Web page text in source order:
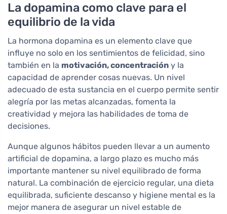
La dopamina como clave para el
equilibrio de la vida
La hormona dopamina es un elemento clave que
influye no solo en los sentimientos de felicidad, sino
también en la motivación, concentración y la
capacidad de aprender cosas nuevas. Un nivel
adecuado de esta sustancia en el cuerpo permite sentir
alegría por las metas alcanzadas, fomenta la
creatividad y mejora las habilidades de toma de
decisiones.
Aunque algunos hábitos pueden llevar a un aumento
artificial de dopamina, a largo plazo es mucho más
importante mantener su nivel equilibrado de forma
natural. La combinación de ejercicio regular, una dieta
equilibrada, suficiente descanso y higiene mental es la
mejor manera de asegurar un nivel estable de